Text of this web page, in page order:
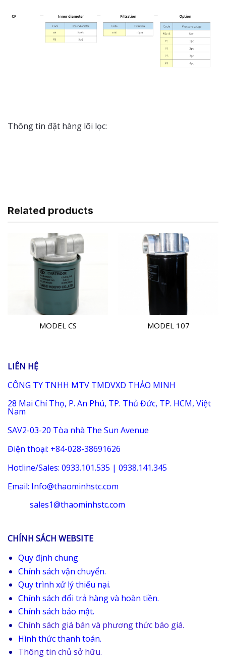
Thông tin đặt hàng lõi lọc:
Related products
MODEL CS MODEL 107
LIÊN HỆ
CÔNG TY TNHH MTV TMDVXD THẢO MINH
28 Mai Chí Thọ, P. An Phú, TP. Thủ Đức, TP. HCM, Việt
Nam
SAV2-03-20 Tòa nhà The Sun Avenue
Điện thoại: +84-028-38691626
Hotline/Sales: 0933.101.535 | 0938.141.345
Email: Info@thaominhstc.com
sales1@thaominhstc.com
CHÍNH SÁCH WEBSITE
Quy định chung
Chính sách vận chuyển.
Quy trình xử lý thiếu nại.
Chính sách đổi trả hàng và hoàn tiền.
Chính sách bảo mật.
Chính sách giá bán và phương thức báo giá.
Hình thức thanh toán.
Thông tin chủ sở hữu.